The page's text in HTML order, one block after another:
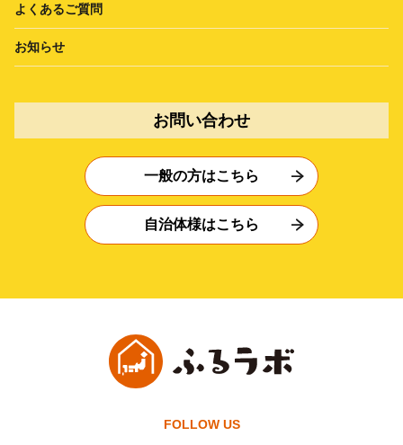
よくあるご質問
お知らせ
お問い合わせ
一般の方はこちら
自治体様はこちら
FOLLOW US